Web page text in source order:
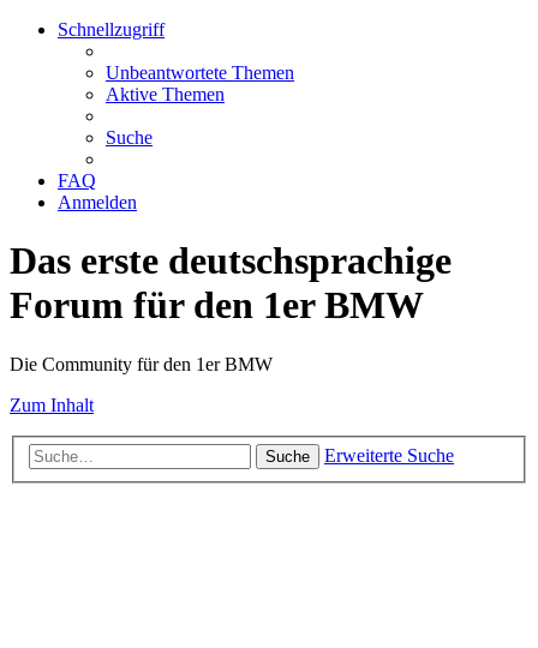
Schnellzugriff
Unbeantwortete Themen
Aktive Themen
Suche
FAQ
Anmelden
Das erste deutschsprachige
Forum für den 1er BMW
Die Community für den 1er BMW
Zum Inhalt
Suche Erweiterte Suche